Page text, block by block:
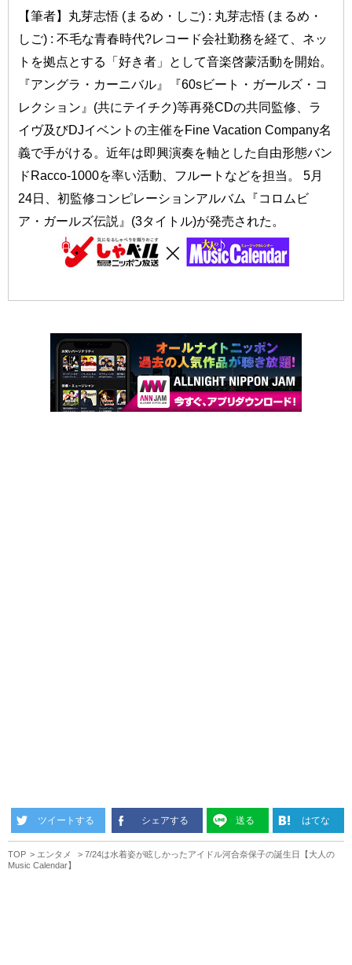
【筆者】丸芽志悟 (まるめ・しご) : 丸芽志悟 (まるめ・
しご) : 不毛な青春時代?レコード会社勤務を経て、ネッ
トを拠点とする「好き者」として音楽啓蒙活動を開始。
『アングラ・カーニバル』『60sビート・ガールズ・コ
レクション』(共にテイチク)等再発CDの共同監修、ラ
イヴ及びDJイベントの主催をFine Vacation Company名
義で手がける。近年は即興演奏を軸とした自由形態バン
ドRacco-1000を率い活動、フルートなどを担当。 5月
24日、初監修コンピレーションアルバム『コロムビ
ア・ガールズ伝説』(3タイトル)が発売された。
ツイートする シェアする 送る はてな
TOP エンタメ
7/24は水着姿が眩しかったアイドル河合奈保子の誕生日【大人の
Music Calendar】